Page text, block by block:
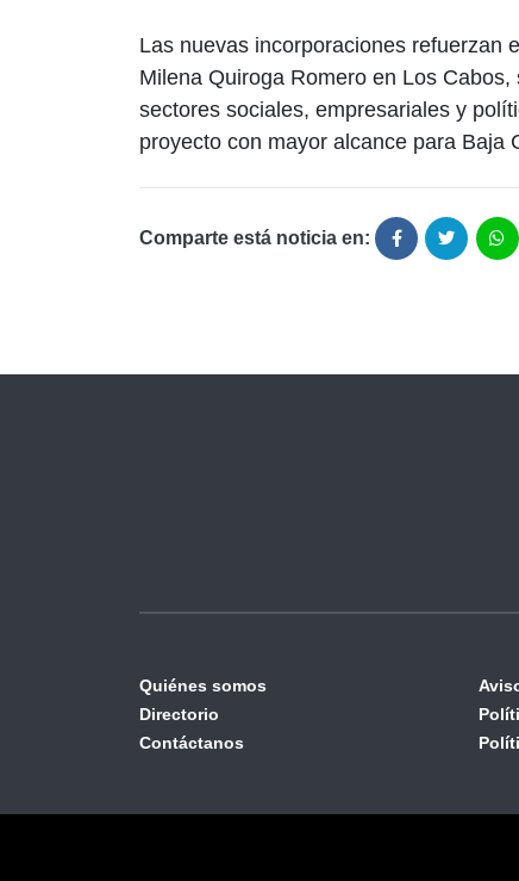
Las nuevas incorporaciones refuerzan
Milena Quiroga Romero en Los
sectores sociales, empresariales y
proyecto con mayor alcance para Baja
Comparte está noticia en:
Quiénes somos
Directorio
Contáctanos